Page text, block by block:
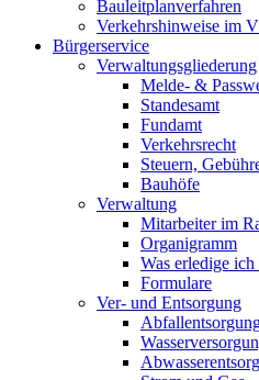
Bauleitplanverfahren
Verkehrshinweise im
Bürgerservice
Verwaltungsgliederung
Melde- &
Standesamt
Fundamt
Verkehrsrecht
Steuern,
Bauhöfe
Verwaltung
Mitarbeiter im
Organigramm
Was erledige
Formulare
Ver- und Entsorgung